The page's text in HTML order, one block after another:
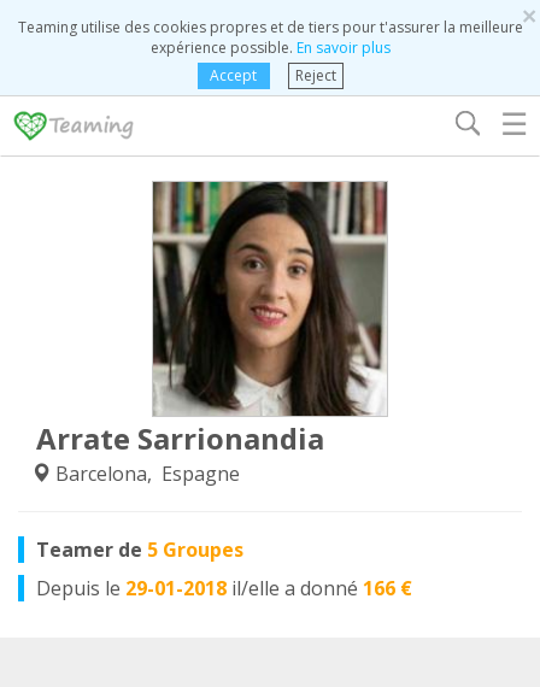
×
Teaming utilise des cookies propres et de tiers pour t'assurer la meilleure
expérience possible. En savoir plus
Accept
Reject
☰
Arrate Sarrionandia
Barcelona, Espagne
Teamer de 5 Groupes
Depuis le 29-01-2018 il/elle a donné 166 €